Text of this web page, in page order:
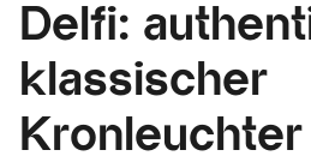
Delfi:
klassischer
Kronleuchter